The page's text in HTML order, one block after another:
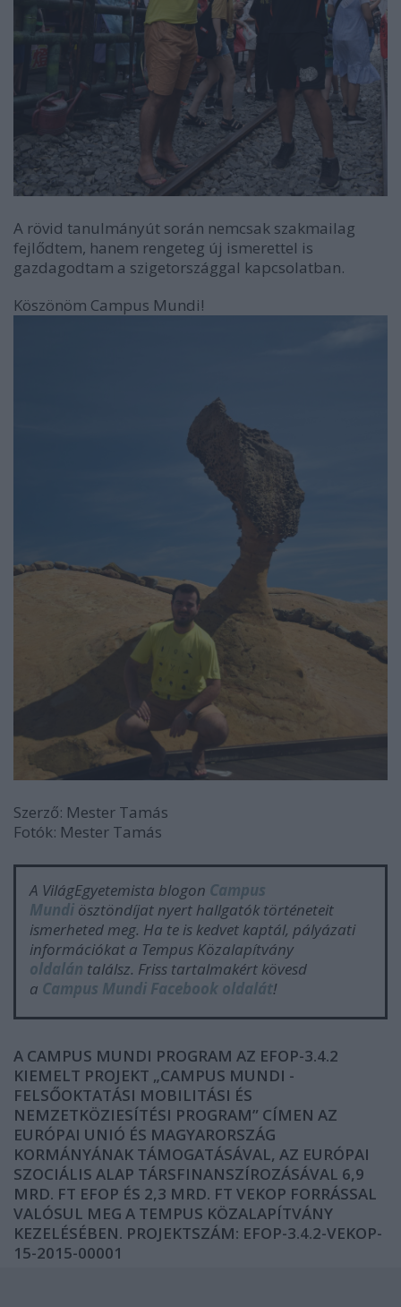
A rövid tanulmányút során nemcsak szakmailag
fejlődtem, hanem rengeteg új ismerettel is
gazdagodtam a szigetországgal kapcsolatban.
Köszönöm Campus Mundi!
Szerző: Mester Tamás
Fotók: Mester Tamás
A VilágEgyetemista blogon Campus
Mundi ösztöndíjat nyert hallgatók történeteit
ismerheted meg. Ha te is kedvet kaptál, pályázati
információkat a Tempus Közalapítvány
oldalán találsz. Friss tartalmakért kövesd
a Campus Mundi Facebook oldalát!
A CAMPUS MUNDI PROGRAM AZ EFOP-3.4.2
KIEMELT PROJEKT „CAMPUS MUNDI -
FELSŐOKTATÁSI MOBILITÁSI ÉS
NEMZETKÖZIESÍTÉSI PROGRAM” CÍMEN AZ
EURÓPAI UNIÓ ÉS MAGYARORSZÁG
KORMÁNYÁNAK TÁMOGATÁSÁVAL, AZ EURÓPAI
SZOCIÁLIS ALAP TÁRSFINANSZÍROZÁSÁVAL 6,9
MRD. FT EFOP ÉS 2,3 MRD. FT VEKOP FORRÁSSAL
VALÓSUL MEG A TEMPUS KÖZALAPÍTVÁNY
KEZELÉSÉBEN. PROJEKTSZÁM: EFOP-3.4.2-VEKOP-
15-2015-00001